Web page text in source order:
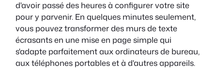
d'avoir passé des heures à configurer votre site
pour y parvenir. En quelques minutes seulement,
vous pouvez transformer des murs de texte
écrasants en une mise en page simple qui
s'adapte parfaitement aux ordinateurs de bureau,
aux téléphones portables et à d'autres appareils.